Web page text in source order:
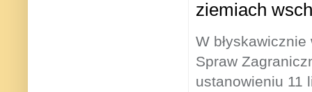
ziemiach
W
Spraw
ustanowieniu 11